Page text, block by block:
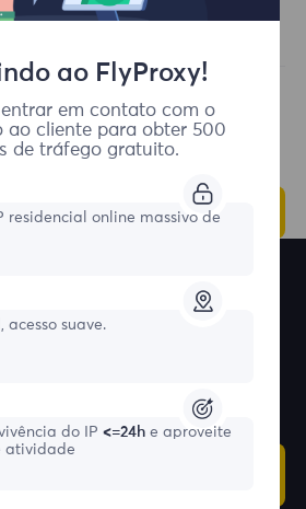
Garantia de
segurança
Comece
ao FlyProxy!
entrar em contato com o
ao cliente para obter 500
de tráfego gratuito.
residencial online massivo de
acesso suave.
do IP <=24h e aproveite
atividade